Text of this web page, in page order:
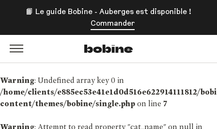
📙 Le guide Bobine - Auberges est disponible !
Commander
Warning: Undefined array key 0 in
/home/clients/e885ec53e41e1d0d516e622914111812/
content/themes/bobine/single.php on line 7
Warning: Attempt to read property "cat_name" on null in